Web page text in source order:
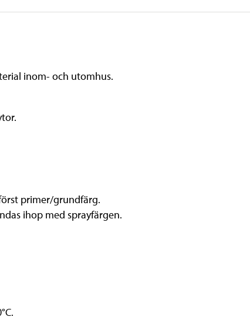
inom- och utomhus.
primer/grundfärg.
ihop med sprayfärgen.